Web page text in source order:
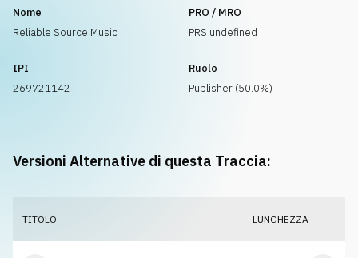
Nome
Reliable Source Music
PRO / MRO
PRS undefined
IPI
269721142
Ruolo
Publisher (50.0%)
Versioni Alternative di questa Traccia:
TITOLO LUNGHEZZA